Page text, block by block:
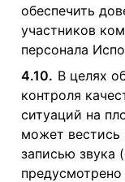
обеспечить
участников
персонала
4.10. В целях
контроля
ситуаций на
может вестись
записью звука